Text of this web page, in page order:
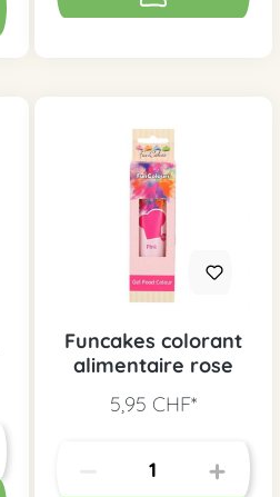
Funcakes colorant
alimentaire rose
5,95 CHF*